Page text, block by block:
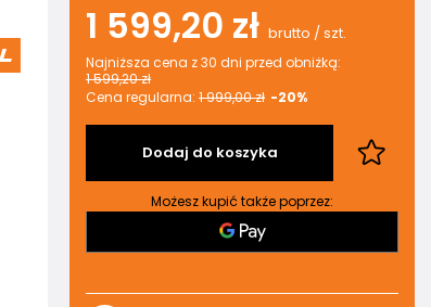
1 599,20 zł brutto /szt.
Najniższa cena z 30 dni przed obniżką:
1 599,20 zł
Cena regularna:1 999,00 zł -20%
Dodaj do koszyka
Możesz kupić także poprzez: